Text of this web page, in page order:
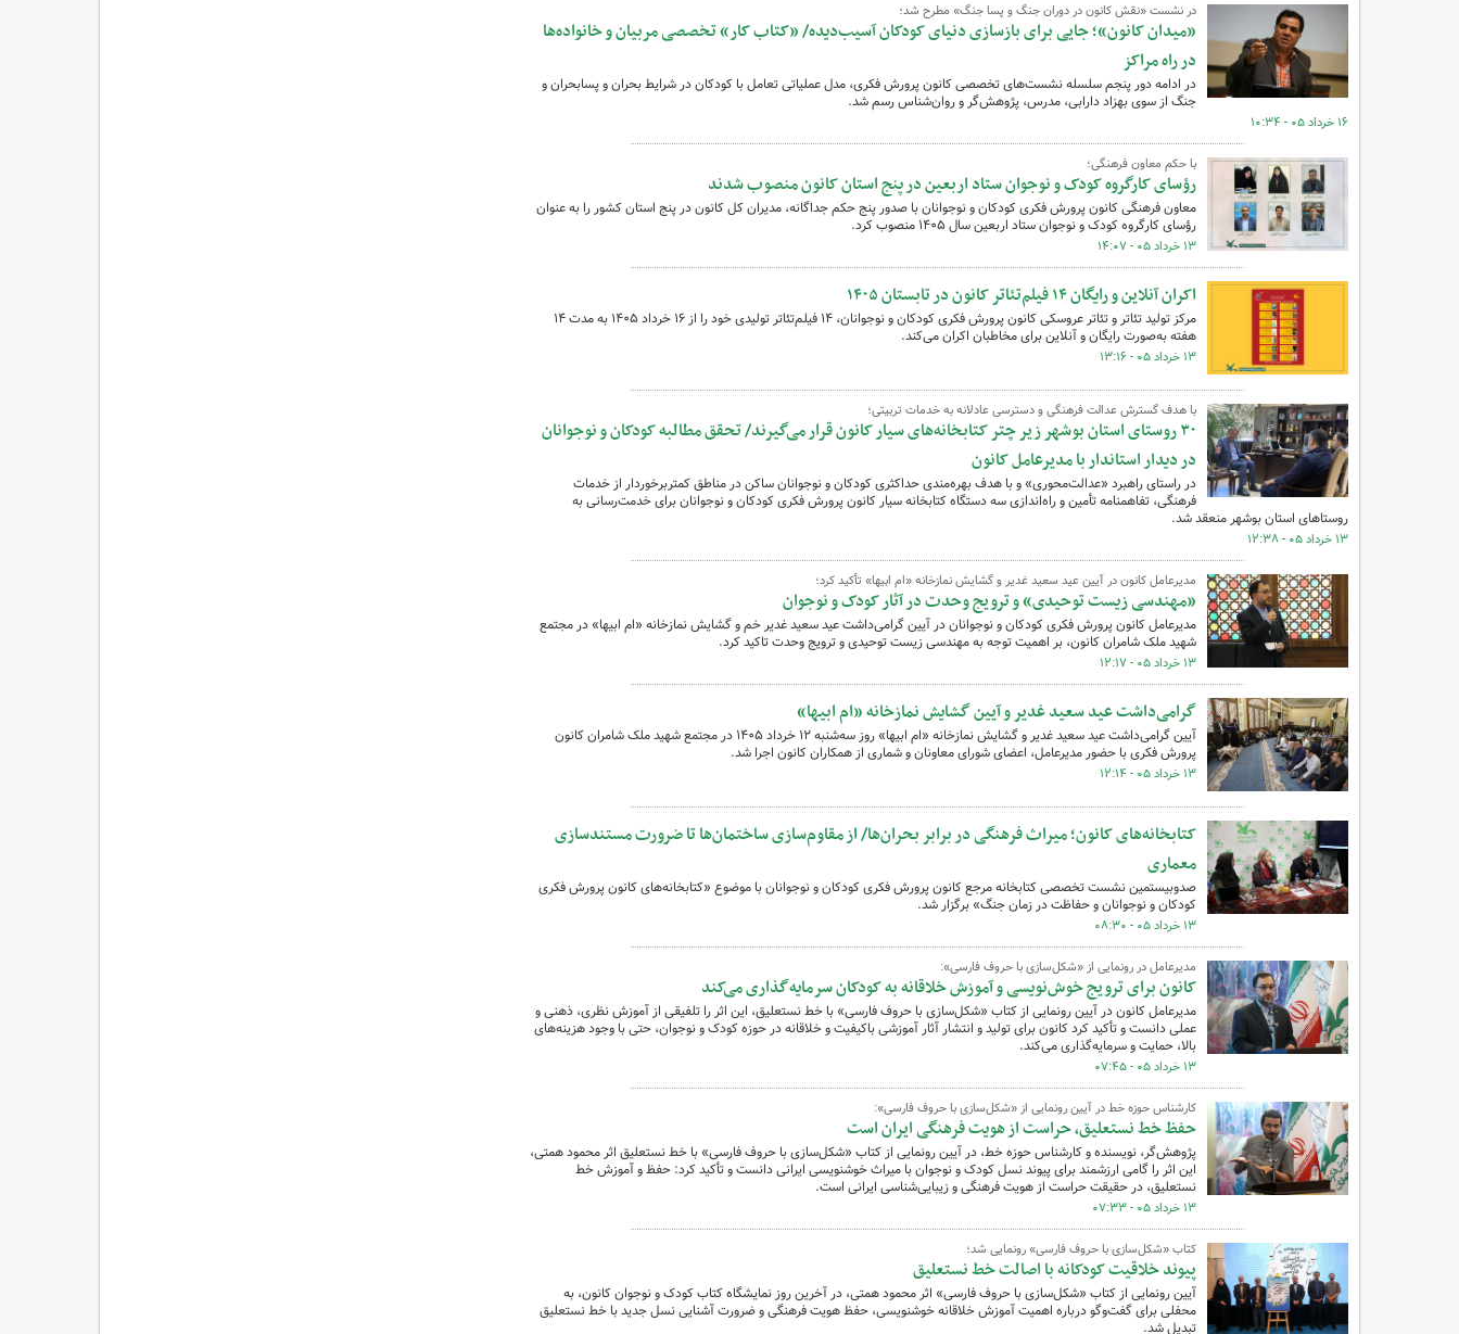
در نشست «نقش کانون در دوران جنگ و پسا جنگ» مطرح شد؛
«میدان کانون»؛ جایی برای بازسازی دنیای کودکان آسیب‌دیده/ «کتاب کار» تخصصی مربیان و خانواده‌ها
در راه مراکز
در ادامه دور پنجم سلسله ‌نشست‌های تخصصی کانون پرورش فکری، مدل عملیاتی تعامل با کودکان در شرایط بحران و پسابحران و
جنگ از سوی بهزاد دارابی، مدرس، پژوهش‌گر و روان‌شناس رسم شد.
۱۶ خرداد ۰۵ - ۱۰:۳۴
با حکم معاون فرهنگی؛
رؤسای کارگروه‌ کودک و نوجوان ستاد اربعین در پنج استان کانون منصوب شدند
معاون فرهنگی کانون پرورش فکری کودکان و نوجوانان با صدور پنج حکم جداگانه، مدیران کل کانون در پنج استان کشور را به عنوان
رؤسای کارگروه‌ کودک و نوجوان ستاد اربعین سال ۱۴۰۵ منصوب کرد.
۱۳ خرداد ۰۵ - ۱۴:۰۷
اکران آنلاین و رایگان ۱۴ فیلم‌تئاتر کانون در تابستان ۱۴۰۵
مرکز تولید تئاتر و تئاتر عروسکی کانون پرورش فکری کودکان و نوجوانان، ۱۴ فیلم‌تئاتر تولیدی خود را از ۱۶ خرداد ۱۴۰۵ به مدت ۱۴
هفته به‌صورت رایگان و آنلاین برای مخاطبان اکران می‌کند.
۱۳ خرداد ۰۵ - ۱۳:۱۶
با هدف گسترش عدالت فرهنگی و دسترسی عادلانه به خدمات تربیتی؛
۳۰ روستای استان بوشهر زیر چتر کتابخانه‌های سیار کانون قرار می‌گیرند/ تحقق مطالبه کودکان و نوجوانان
در دیدار استاندار با مدیرعامل کانون
در راستای راهبرد «عدالت‌محوری» و با هدف بهره‌مندی حداکثری کودکان و نوجوانان ساکن در مناطق کمتربرخوردار از خدمات
فرهنگی، تفاهمنامه تأمین و راه‌اندازی سه دستگاه کتابخانه سیار کانون پرورش فکری کودکان و نوجوانان برای خدمت‌رسانی به
روستاهای استان بوشهر منعقد شد.
۱۳ خرداد ۰۵ - ۱۲:۳۸
مدیرعامل کانون در آیین عید سعید غدیر و گشایش نمازخانه «ام ابیها» تأکید کرد؛
«مهندسی زیست توحیدی» و ترویج وحدت در آثار کودک و نوجوان
مدیرعامل کانون پرورش فکری کودکان و نوجوانان در آیین گرامی‌داشت عید سعید غدیر خم و گشایش نمازخانه «ام ابیها» در مجتمع
شهید ملک شامران کانون، بر اهمیت توجه به مهندسی زیست توحیدی و ترویج وحدت تاکید کرد.
۱۳ خرداد ۰۵ - ۱۲:۱۷
گرامی‌داشت عید سعید غدیر و آیین گشایش نمازخانه «ام ابیها»
آیین گرامی‌داشت عید سعید غدیر و گشایش نمازخانه «ام ابیها» روز سه‌شنبه ۱۲ خرداد ۱۴۰۵ در مجتمع شهید ملک شامران کانون
پرورش فکری با حضور مدیرعامل، اعضای شورای معاونان و شماری از همکاران کانون اجرا شد.
۱۳ خرداد ۰۵ - ۱۲:۱۴
کتابخانه‌های کانون؛ میراث فرهنگی در برابر بحران‌ها/ از مقاوم‌سازی ساختمان‌ها تا ضرورت مستندسازی
معماری
صدوبیستمین نشست تخصصی کتابخانه مرجع کانون پرورش فکری کودکان و نوجوانان با موضوع «کتابخانه‌های کانون پرورش فکری
کودکان و نوجوانان و حفاظت در زمان جنگ» برگزار شد.
۱۳ خرداد ۰۵ - ۰۸:۳۰
مدیرعامل در رونمایی از «شکل‌سازی با حروف فارسی»:
کانون برای ترویج خوش‌نویسی و آموزش خلاقانه به کودکان سرمایه‌گذاری می‌کند
مدیرعامل کانون در آیین رونمایی از کتاب «شکل‌سازی با حروف فارسی» با خط نستعلیق، این اثر را تلفیقی از آموزش نظری، ذهنی و
عملی دانست و تأکید کرد کانون برای تولید و انتشار آثار آموزشی باکیفیت و خلاقانه در حوزه کودک و نوجوان، حتی با وجود هزینه‌های
بالا، حمایت و سرمایه‌گذاری می‌کند.
۱۳ خرداد ۰۵ - ۰۷:۴۵
کارشناس حوزه خط در آیین رونمایی از «شکل‌سازی با حروف فارسی»:
حفظ خط نستعلیق، حراست از هویت فرهنگی ایران است
پژوهش‌گر، نویسنده و کارشناس حوزه خط، در آیین رونمایی از کتاب «شکل‌سازی با حروف فارسی» با خط نستعلیق اثر محمود همتی،
این اثر را گامی ارزشمند برای پیوند نسل کودک و نوجوان با میراث خوشنویسی ایرانی دانست و تأکید کرد: حفظ و آموزش خط
نستعلیق، در حقیقت حراست از هویت فرهنگی و زیبایی‌شناسی ایرانی است.
۱۳ خرداد ۰۵ - ۰۷:۳۳
کتاب «شکل‌سازی با حروف فارسی» رونمایی شد؛
پیوند خلاقیت کودکانه با اصالت خط نستعلیق
آیین رونمایی از کتاب «شکل‌سازی با حروف فارسی» اثر محمود همتی، در آخرین روز نمایشگاه کتاب کودک و نوجوان کانون، به
محفلی برای گفت‌وگو درباره اهمیت آموزش خلاقانه خوشنویسی، حفظ هویت فرهنگی و ضرورت آشنایی نسل جدید با خط نستعلیق
تبدیل شد.